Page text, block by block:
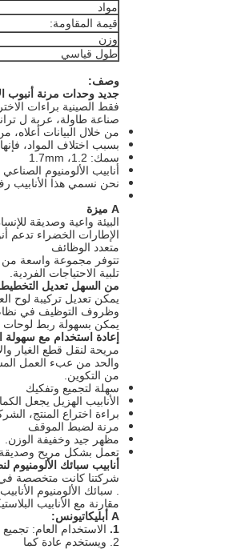
مواد
قيمة المقاومة:
وزن
طول قياسي
وصف:
جديد وحدات مرنة أنبوب
فقط الصينية براءات
صناعة طاولة، عربة ل
من خلال البيانات
بسبب اختلاف المواد،
سمك: 1.2، 1.7mm
أنابيب الألومنيوم
نحن نسمي هذا الأنابيب
A ميزة
البيئة واعية وصديقة
الإطارات الخضراء تدعم
متعدد الوظائف
تتوفر مجموعة واسعة من
تلبية الاحتياجات الفردية.
من السهل تعديل التخطيط
يمكن تعديل تركيبة لوح
وظروف التوظيف في نظام
يمكن بسهولة ربط لوحات
إعادة استخدام مع سهولة
مريحة لنقل قطع الغيار
والحد من عبء العمل
من التكوين.
سهلة لتجميع وتفكيك
الأنابيب الهزيل يجعل
براءة اختراع المنتج،
مرنة لضبط الموقف
مظهر جيد وخفيفة الوزن.
تعمل بشكل مريح وصديقة
أنابيب سبائك الألومنيوم
شركتنا كانت متخصصة في
. سبائك الألومنيوم الأنابيب هو منتجنا
مقارنة مع الأنابيب
A أبليكاتيونس:
1.
الاستخدام العام:
2. ويستخدم عادة كما